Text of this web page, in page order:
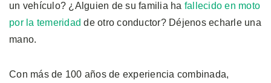
un vehículo? ¿Alguien de su familia ha fallecido en moto
por la temeridadde otro conductor? Déjenos echarle una
mano.
Con más de 100 años de experiencia combinada,